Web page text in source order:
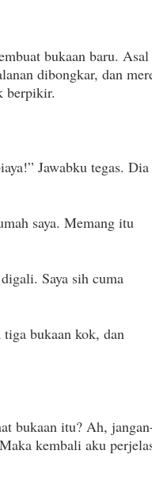
bukaan baru. Asal
dibongkar, dan
berpikir.
Jawabku tegas. Dia
saya. Memang itu
Saya sih cuma
bukaan kok, dan
bukaan itu? Ah,
kembali aku